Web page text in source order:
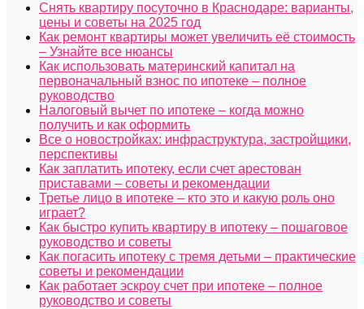
Снять квартиру посуточно в Краснодаре: варианты,
цены и советы на 2025 год
Как ремонт квартиры может увеличить её стоимость
– Узнайте все нюансы
Как использовать материнский капитал на
первоначальный взнос по ипотеке – полное
руководство
Налоговый вычет по ипотеке – когда можно
получить и как оформить
Все о новостройках: инфраструктура, застройщики,
перспективы
Как заплатить ипотеку, если счет арестован
приставами – советы и рекомендации
Третье лицо в ипотеке – кто это и какую роль оно
играет?
Как быстро купить квартиру в ипотеку – пошаговое
руководство и советы
Как погасить ипотеку с тремя детьми – практические
советы и рекомендации
Как работает эскроу счет при ипотеке – полное
руководство и советы